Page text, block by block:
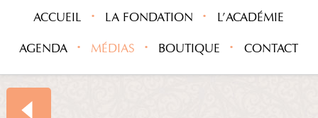
ACCUEIL LA FONDATION L’ACADÉMIE
AGENDA MÉDIAS BOUTIQUE CONTACT